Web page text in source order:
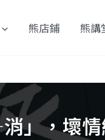
熊店鋪 熊講
」，壞